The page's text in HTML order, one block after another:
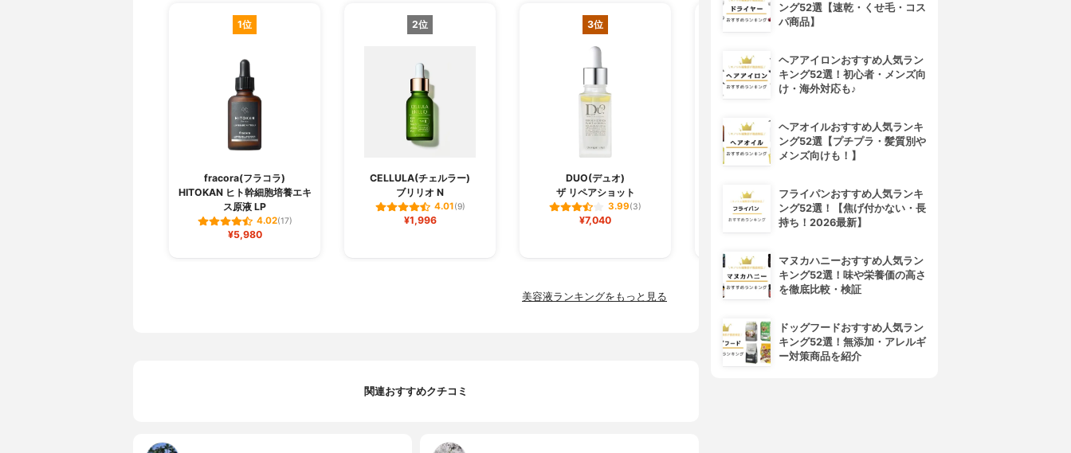
1位
fracora(フラコラ)
HITOKAN ヒト幹細胞培養エキ
ス原液 LP
4.02(17)
¥5,980
2位
CELLULA(チェルラー)
ブリリオ N
4.01(9)
¥1,996
3位
DUO(デュオ)
ザ リペアショット
3.99(3)
¥7,040
4位
フレイスラボ FLAIS LABO ホ
ワイト VC セラム
3.99
ジェニフィック アルティメ セ
美容液ランキングをもっと見る
関連おすすめクチコミ
ング52選【速乾・くせ毛・コス
パ商品】
ヘアアイロンおすすめ人気ラン
キング52選！初心者・メンズ向
け・海外対応も♪
ヘアオイルおすすめ人気ランキ
ング52選【プチプラ・髪質別や
メンズ向けも！】
フライパンおすすめ人気ランキ
ング52選！【焦げ付かない・長
持ち！2026最新】
マヌカハニーおすすめ人気ラン
キング52選！味や栄養価の高さ
を徹底比較・検証
ドッグフードおすすめ人気ラン
キング52選！無添加・アレルギ
ー対策商品を紹介